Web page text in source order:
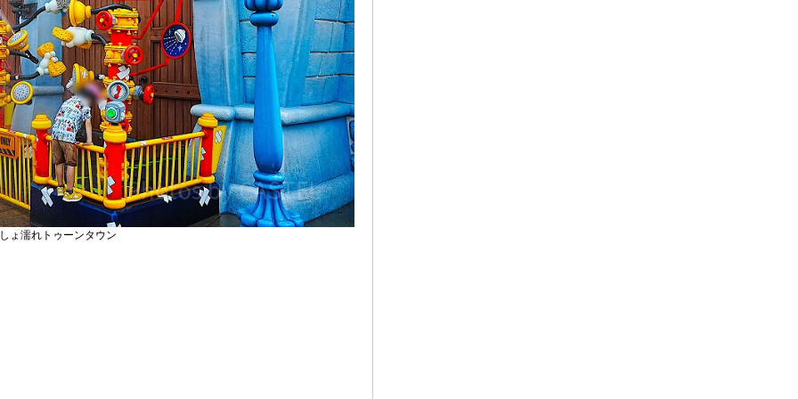
ょ濡れトゥーンタウン